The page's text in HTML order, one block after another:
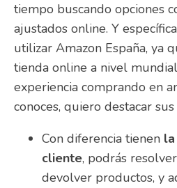
tiempo buscando opciones
ajustados online. Y
utilizar Amazon España, ya
tienda online a nivel
experiencia comprando en
conoces, quiero destacar
Con diferencia tienen
cliente, podrás
devolver productos, y